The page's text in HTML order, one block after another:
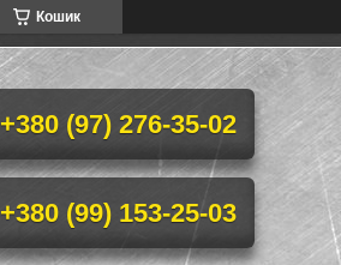
Кошик
+380 (97) 276-35-02
+380 (99) 153-25-03